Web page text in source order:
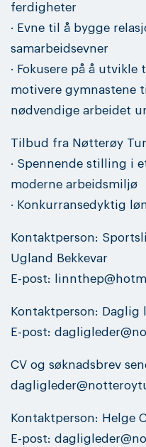
ferdigheter
· Evne til å bygge
samarbeidsevner
· Fokusere på å
motivere gymnastene
nødvendige arbeidet
Tilbud fra Nøtterøy
· Spennende stilling i
moderne arbeidsmiljø
· Konkurransedyktig
Kontaktperson:
Ugland Bekkevar
E-post:
Kontaktperson: Daglig
E-post:
CV og søknadsbrev
Kontaktperson: Helge
E-post: